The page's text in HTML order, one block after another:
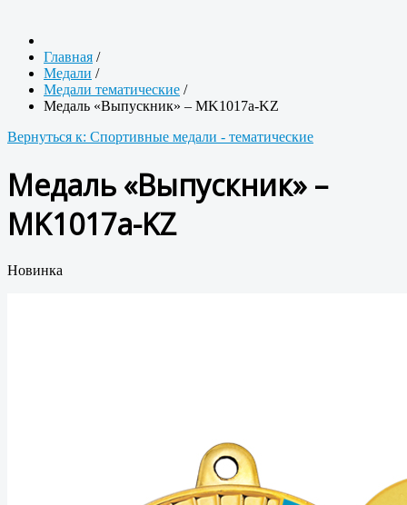
Главная /
Медали /
Медали тематические /
Медаль «Выпускник» – MK1017a-KZ
Вернуться к: Спортивные медали - тематические
Медаль «Выпускник» –
MK1017a-KZ
Новинка